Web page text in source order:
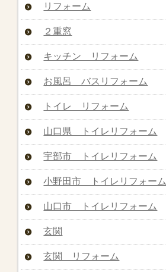
リフォーム
２重窓
キッチン リフォーム
お風呂 バスリフォーム
トイレ リフォーム
山口県 トイレリフォーム
宇部市 トイレリフォーム
小野田市 トイレリフォーム
山口市 トイレリフォーム
玄関
玄関 リフォーム